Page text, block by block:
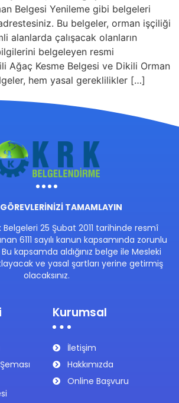
Belgesi Yenileme gibi belgeleri
Bu belgeler, orman işçiliği
alanlarda çalışacak olanların
belgeleyen resmi
Ağaç Kesme Belgesi ve Dikili Orman
hem yasal gereklilikler […]
TAMAMLAYIN
Belgeleri 25 Şubat 2011 tarihinde resmî
6111 sayılı kanun kapsamında zorunlu
kapsamda aldığınız belge ile Mesleki
ve yasal şartları yerine getirmiş
olacaksınız.
Kurumsal
İletişim
Hakkımızda
Online Başvuru